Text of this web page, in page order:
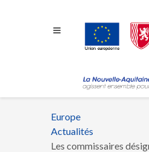
Fil
d'Ariane
Europe
Actualités
Les commissaires